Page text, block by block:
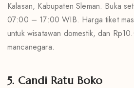
Kalasan, Kabupaten Sleman. Buka
07:00 – 17:00 WIB. Harga tiket
untuk wisatawan domestik, dan
mancanegara.
5. Candi Ratu Boko